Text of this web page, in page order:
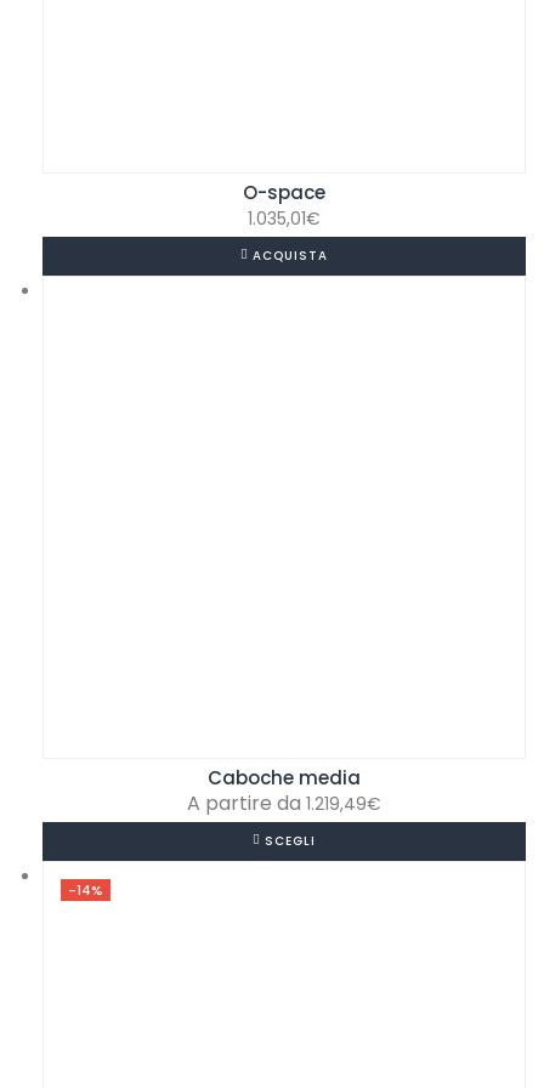
O-space
1.035,01€
ACQUISTA
Caboche media
1.219,49€
SCEGLI
-14%